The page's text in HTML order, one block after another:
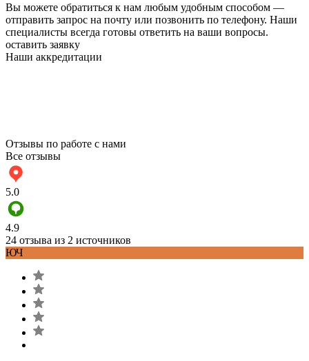
Вы можете обратиться к нам любым удобным способом —
отправить запрос на почту или позвонить по телефону. Наши
специалисты всегда готовы ответить на ваши вопросы.
оставить заявку
Наши аккредитации
Отзывы по работе с нами
Все отзывы
5.0
4.9
24 отзыва из 2 источников
ЮЧ